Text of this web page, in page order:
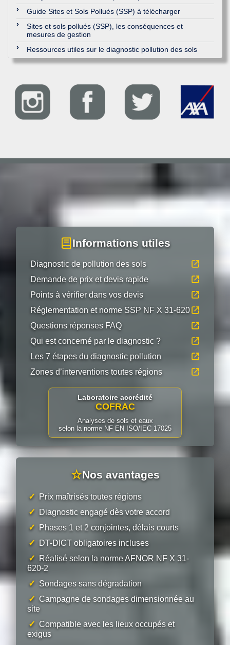
Guide Sites et Sols Pollués (SSP) à télécharger
Sites et sols pollués (SSP), les conséquences et
mesures de gestion
Ressources utiles sur le diagnostic pollution des sols
Informations utiles
Diagnostic de pollution des sols
Demande de prix et devis rapide
Points à vérifier dans vos devis
Réglementation et norme SSP NF X 31-620
Questions réponses FAQ
Qui est concerné par le diagnostic ?
Les 7 étapes du diagnostic pollution
Zones d’interventions toutes régions
Laboratoire accrédité
COFRAC
Analyses de sols et eaux
selon la norme NF EN ISO/IEC 17025
☆Nos avantages
✓ Prix maîtrisés toutes régions
✓ Diagnostic engagé dès votre accord
✓ Phases 1 et 2 conjointes, délais courts
✓ DT-DICT obligatoires incluses
✓
Réalisé selon la norme AFNOR NF X 31-
620-2
✓ Sondages sans dégradation
✓ Campagne de sondages dimensionnée au
site
✓ Compatible avec les lieux occupés et
exigus